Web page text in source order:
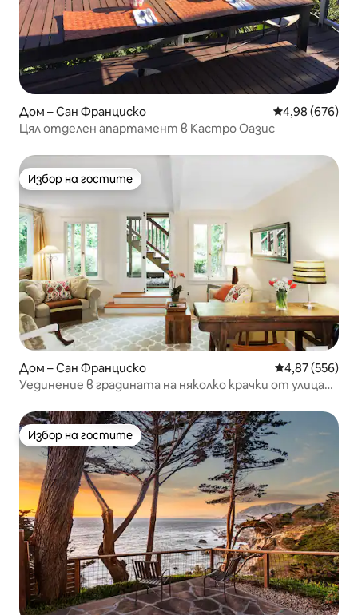
Дом – Сан Франциско Средна
4,98 (676)
Цял отделен апартамент в Кастро Оазис
Избор на гостите
Избор на гостите
Дом – Сан Франциско Средна
4,87 (556)
Уединение в градината на няколко крачки от улица
Избор на гостите
Избор на гостите